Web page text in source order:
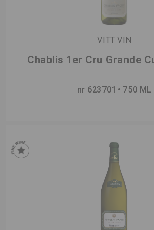
VITT VIN
Chablis 1er Cru Grande
nr 623701 750 ML